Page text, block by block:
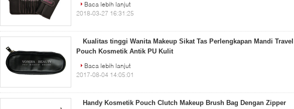
Baca lebih lanjut
2018-03-27 16:31:25
Kualitas tinggi Wanita Makeup Sikat Tas Perlengkapan Mandi Travel
Pouch Kosmetik Antik PU Kulit
Baca lebih lanjut
2017-08-04 14:05:01
Handy Kosmetik Pouch Clutch Makeup Brush Bag Dengan Zipper